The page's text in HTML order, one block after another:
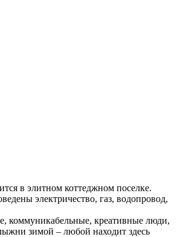
в элитном коттеджном поселке.
электричество, газ, водопровод,
коммуникабельные, креативные люди,
зимой – любой находит здесь